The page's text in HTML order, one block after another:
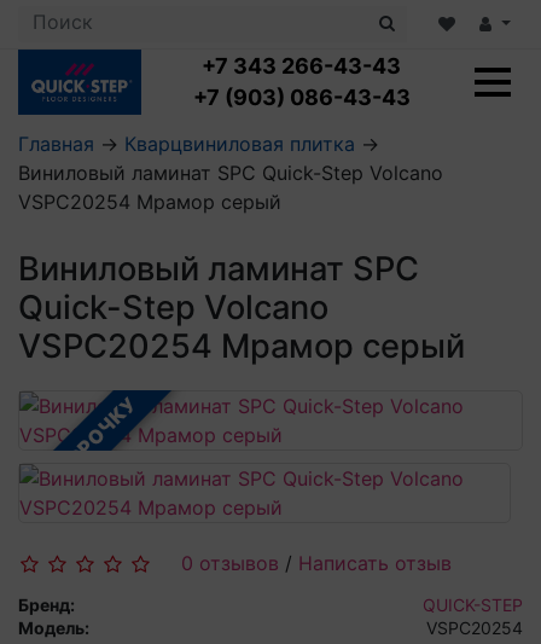
+7 343 266-43-43
+7 (903) 086-43-43
Ламинат с укладкой
Влагостойкий ламинат
Посмотреть все категории
LOC FLOOR FANCY
LOC FLOOR ARCTIC
Посмотреть все категории
Кварцвиниловая плитка с укладкой
Клеевая кварцвиниловая плитка
Виниловый ламинат
Посмотреть все категории
Плинтус
Профили для ступеней
Подложка
Пороги
Аксессуары для напольных покрытий
Посмотреть все категории
Посмотреть все категории
Главная → Кварцвиниловая плитка →
Виниловый ламинат SPC Quick-Step Volcano
VSPC20254 Мрамор серый
Виниловый ламинат SPC
Quick-Step Volcano
VSPC20254 Мрамор серый
В РАССРОЧКУ
0 отзывов / Написать отзыв
Бренд:
QUICK-STEP
Модель:
VSPC20254